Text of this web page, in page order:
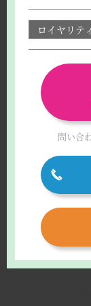
ロイヤリティ
問い合